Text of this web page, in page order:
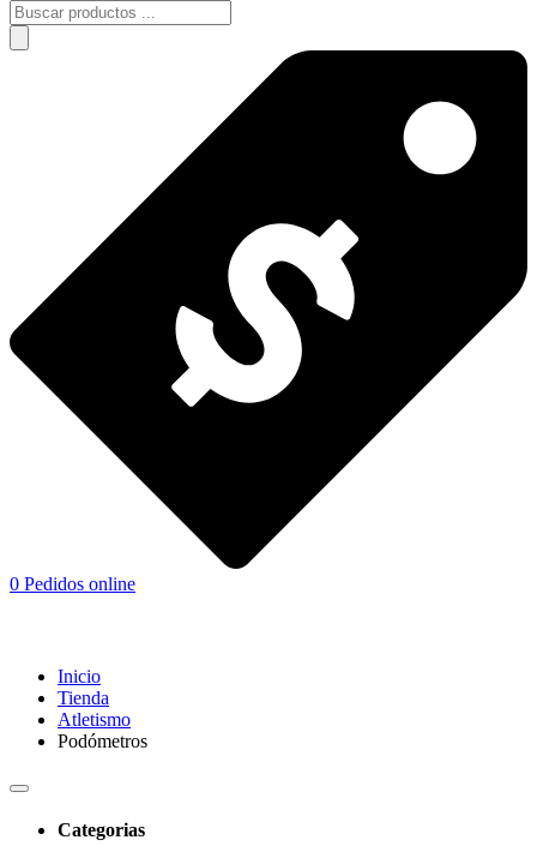
0 Pedidos online
Inicio
Tienda
Atletismo
Podómetros
Categorias